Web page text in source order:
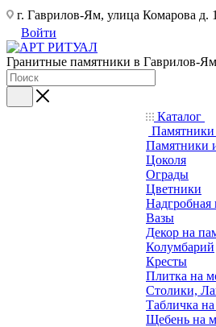
г. Гаврилов-Ям, улица Комарова д. 1
Войти
Гранитные памятники в Гаврилов-
Каталог
Памятники
Памятники
Цоколя
Ограды
Цветники
Надгробная
Вазы
Декор на
Колумбарий
Кресты
Плитка на
Столики,
Табличка
Щебень на